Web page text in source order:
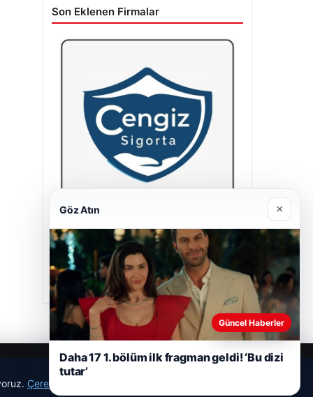
Son Eklenen Firmalar
Cengiz Sigorta
23/06/2026
Çerez Politikamız
Göz Atın ×
Güncel Haberler
Daha 17 1. bölüm ilk fragman geldi! ‘Bu dizi
tutar’